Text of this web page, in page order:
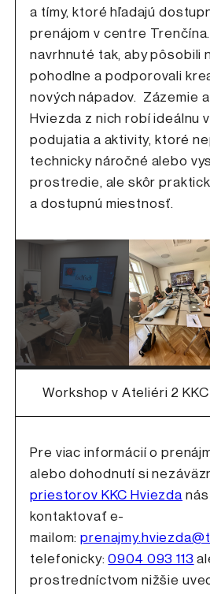
a tímy, ktoré hľadajú
prenájom v centre
navrhnuté tak, aby pôsobili
pohodlne a podporovali
nových nápadov. Zázemie
Hviezda z nich robí ideálnu
podujatia a aktivity, ktoré
technicky náročné alebo
prostredie, ale skôr
a dostupnú miestnosť.
Workshop v Ateliéri 2
Pre viac informácií o
alebo dohodnutí si
priestorov KKC Hviezda
kontaktovať e-
mailom:
telefonicky:0904 093 113
prostredníctvom nižšie